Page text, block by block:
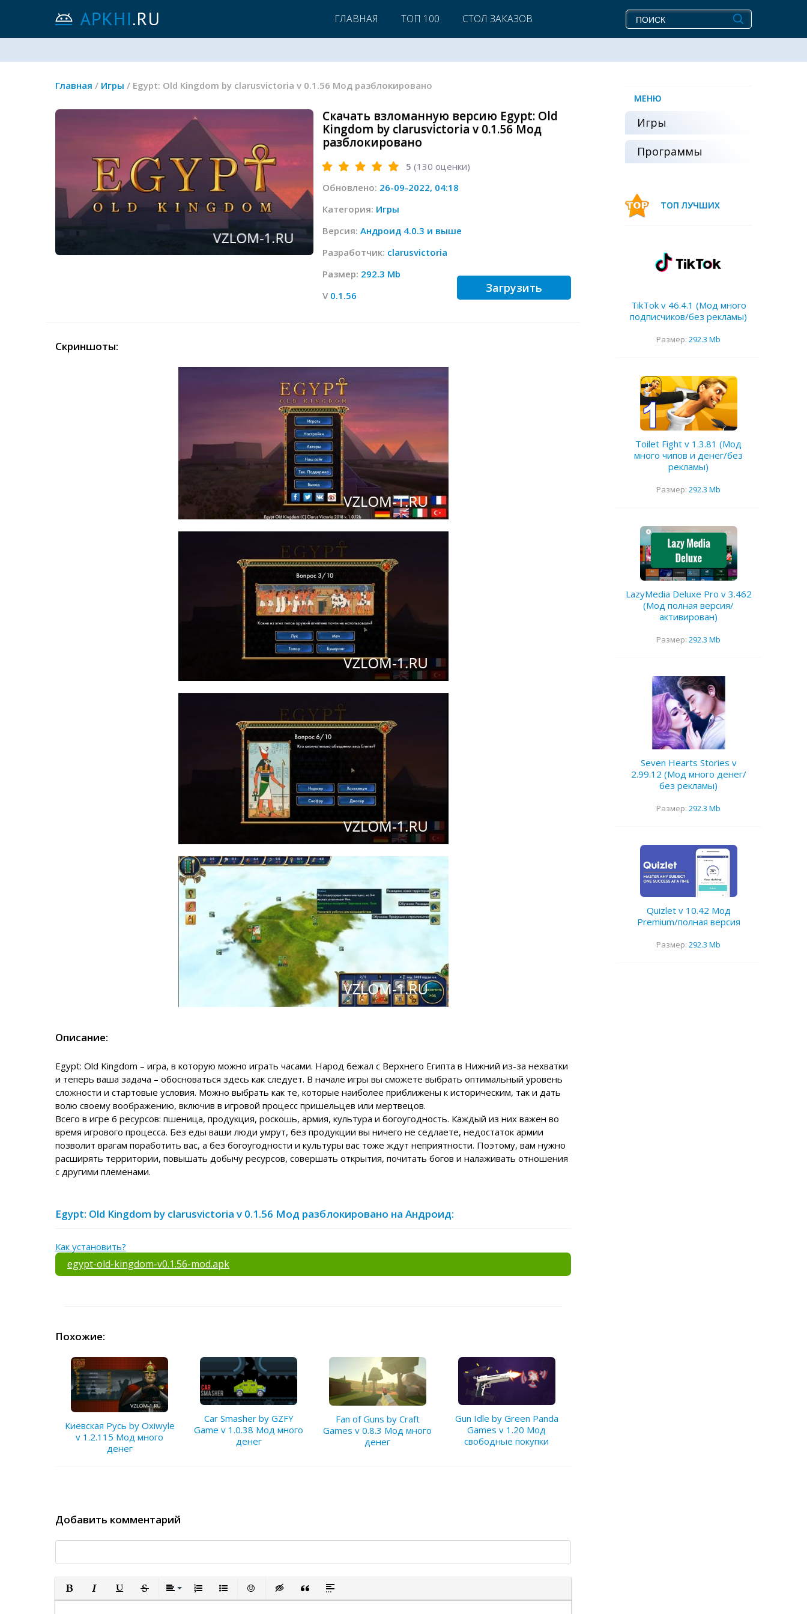
ГЛАВНАЯ ТОП 100 СТОЛ ЗАКАЗОВ
Главная / Игры / Egypt: Old Kingdom by clarusvictoria v 0.1.56 Мод разблокировано
Скачать взломанную версию Egypt: Old
Kingdom by clarusvictoria v 0.1.56 Мод
разблокировано
5 (130 оценки)
Обновлено: 26-09-2022, 04:18
Категория: Игры
Версия: Андроид 4.0.3 и выше
Разработчик: clarusvictoria
Размер: 292.3 Mb
V 0.1.56
Загрузить
Скриншоты:
Описание:
Egypt: Old Kingdom – игра, в которую можно играть часами. Народ бежал с Верхнего Египта в Нижний из-за нехватки
и теперь ваша задача – обосноваться здесь как следует. В начале игры вы сможете выбрать оптимальный уровень
сложности и стартовые условия. Можно выбрать как те, которые наиболее приближены к историческим, так и дать
волю своему воображению, включив в игровой процесс пришельцев или мертвецов.
Всего в игре 6 ресурсов: пшеница, продукция, роскошь, армия, культура и богоугодность. Каждый из них важен во
время игрового процесса. Без еды ваши люди умрут, без продукции вы ничего не седлаете, недостаток армии
позволит врагам поработить вас, а без богоугодности и культуры вас тоже ждут неприятности. Поэтому, вам нужно
расширять территории, повышать добычу ресурсов, совершать открытия, почитать богов и налаживать отношения
с другими племенами.
Egypt: Old Kingdom by clarusvictoria v 0.1.56 Мод разблокировано на Андроид:
Как установить?
egypt-old-kingdom-v0.1.56-mod.apk
Похожие:
Киевская Русь by Oxiwyle
v 1.2.115 Мод много
денег
Car Smasher by GZFY
Game v 1.0.38 Мод много
денег
Fan of Guns by Craft
Games v 0.8.3 Мод много
денег
Gun Idle by Green Panda
Games v 1.20 Мод
свободные покупки
Добавить комментарий
Полужирный
КурсивПодчеркнутый
ЗачеркнутыйВыравнивание
Нумерованный список
Маркированный список
Вставить смайлик
Вставка скрытого текста
Вставка цитаты
Вставка спойлера
МЕНЮ
Игры
Программы
ТОП ЛУЧШИХ
TikTok v 46.4.1 (Мод много
подписчиков/без рекламы)
Размер: 292.3 Mb
Toilet Fight v 1.3.81 (Мод
много чипов и денег/без
рекламы)
Размер: 292.3 Mb
LazyMedia Deluxe Pro v 3.462
(Мод полная версия/
активирован)
Размер: 292.3 Mb
Seven Hearts Stories v
2.99.12 (Мод много денег/
без рекламы)
Размер: 292.3 Mb
Quizlet v 10.42 Мод
Premium/полная версия
Размер: 292.3 Mb